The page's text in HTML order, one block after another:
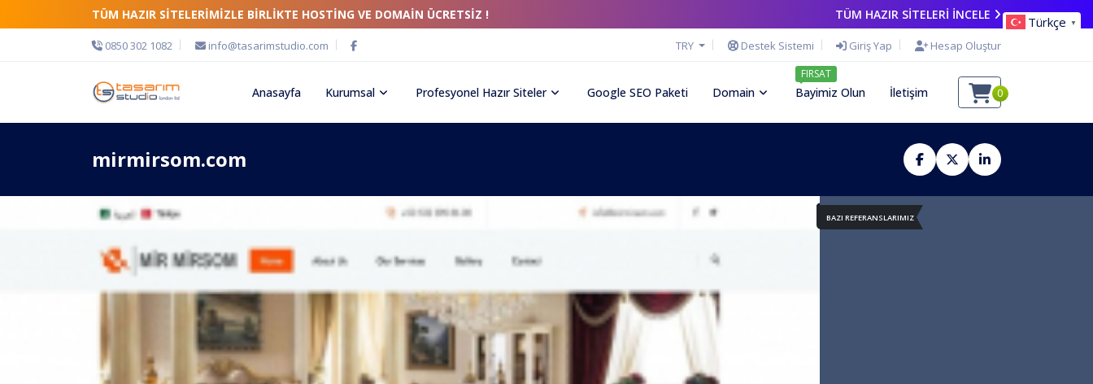
TÜM HAZIR SİTELERİMİZLE BİRLİKTE HOSTİNG VE DOMAİN ÜCRETSİZ ! TÜM HAZIR SİTELERİ İNCELE
0850 302 1082 info@tasarimstudio.com TRY Destek Sistemi Giriş Yap Hesap Oluştur
Anasayfa Kurumsal Profesyonel Hazır Siteler Google SEO Paketi Domain
FIRSAT
Bayimiz Olun İletişim 0
mirmirsom.com
BAZI REFERANSLARIMIZ
Türkçe ▼